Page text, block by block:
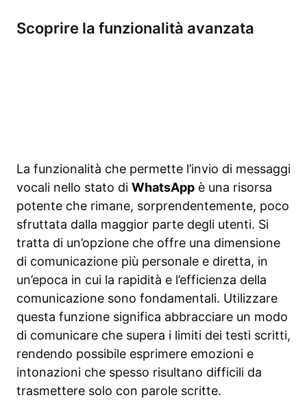
Scoprire la funzionalità avanzata
La funzionalità che permette l’invio di messaggi
vocali nello stato di WhatsApp è una risorsa
potente che rimane, sorprendentemente, poco
sfruttata dalla maggior parte degli utenti. Si
tratta di un’opzione che offre una dimensione
di comunicazione più personale e diretta, in
un’epoca in cui la rapidità e l’efficienza della
comunicazione sono fondamentali. Utilizzare
questa funzione significa abbracciare un modo
di comunicare che supera i limiti dei testi scritti,
rendendo possibile esprimere emozioni e
intonazioni che spesso risultano difficili da
trasmettere solo con parole scritte.